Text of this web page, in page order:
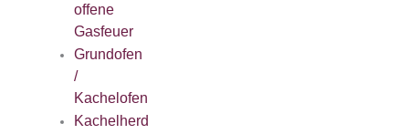
offene
Gasfeuer
Grundofen
/
Kachelofen
Kachelherd